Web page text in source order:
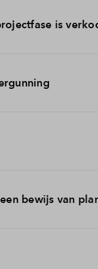
is
70% verkocht.
Appelgaerde fase 1
opgenomen dat de
bewijs van